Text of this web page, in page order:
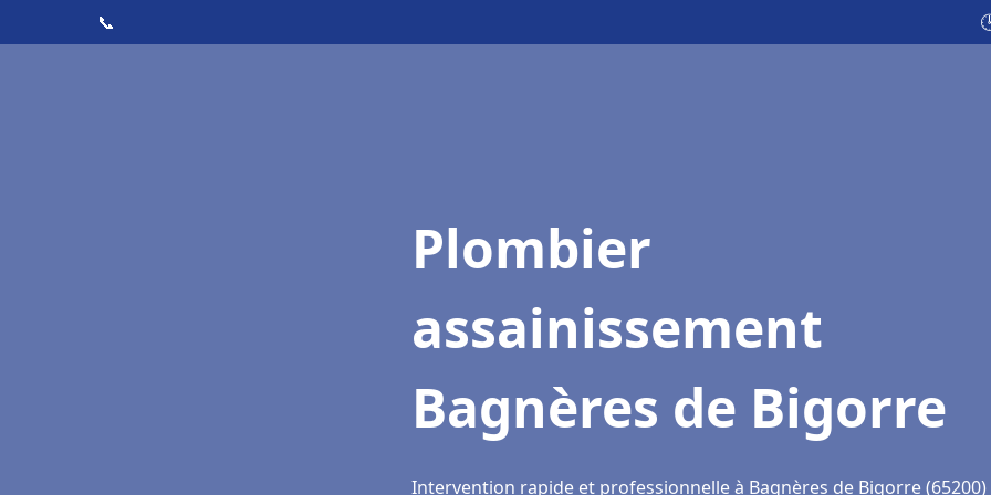
📞
Plombier
assainissement
Bagnères de Bigorre
Intervention rapide et professionnelle à Bagnères de Bigorre (65200)